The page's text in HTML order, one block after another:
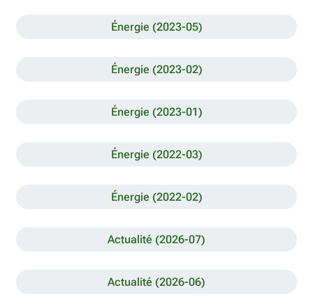
Énergie (2023-05)
Énergie (2023-02)
Énergie (2023-01)
Énergie (2022-03)
Énergie (2022-02)
Actualité (2026-07)
Actualité (2026-06)